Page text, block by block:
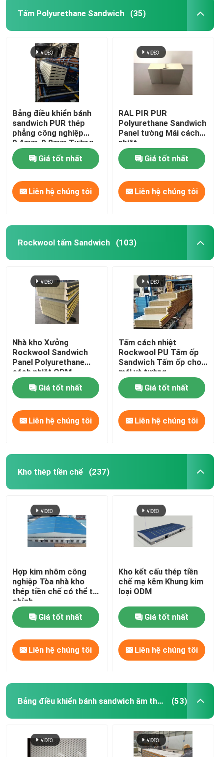
Tấm Polyurethane Sandwich (35)
Bảng điều khiển bánh
sandwich PUR thép
phẳng công nghiệp
0,4mm-0,8mm Tường
nội thất bên ngoài
Giá tốt nhất
Liên hệ chúng tôi
RAL PIR PUR
Polyurethane Sandwich
Panel tường Mái cách
nhiệt
Giá tốt nhất
Liên hệ chúng tôi
Rockwool tấm Sandwich (103)
Nhà kho Xưởng
Rockwool Sandwich
Panel Polyurethane
cách nhiệt ODM
Giá tốt nhất
Liên hệ chúng tôi
Tấm cách nhiệt
Rockwool PU Tấm ốp
Sandwich Tấm ốp cho
mái và tường
Giá tốt nhất
Liên hệ chúng tôi
Kho thép tiền chế (237)
Hợp kim nhôm công
nghiệp Tòa nhà kho
thép tiền chế có thể tùy
chỉnh
Giá tốt nhất
Liên hệ chúng tôi
Kho kết cấu thép tiền
chế mạ kẽm Khung kim
loại ODM
Giá tốt nhất
Liên hệ chúng tôi
Bảng điều khiển bánh sandwich âm thanh (53)